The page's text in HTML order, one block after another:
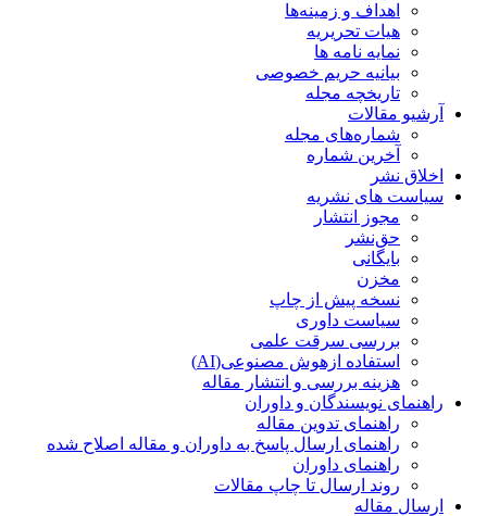
اهداف و زمینه‌ها
هیات تحریریه
نمایه نامه ها
بیانیه حریم خصوصی
تاریخچه مجله
آرشیو مقالات
شماره‌های مجله
آخرین شماره
اخلاق نشر
سیاست های نشریه
مجوز انتشار
حق‌نشر
بایگانی
مخزن
نسخه پیش از چاپ
سیاست داوری
بررسی سرقت علمی
استفاده ازهوش مصنوعی(AI)
هزینه بررسی و انتشار مقاله
راهنمای نویسندگان و داوران
راهنمای تدوین مقاله
راهنمای ارسال پاسخ به داوران و مقاله اصلاح شده
راهنمای داوران
روند ارسال تا چاپ مقالات
ارسال مقاله